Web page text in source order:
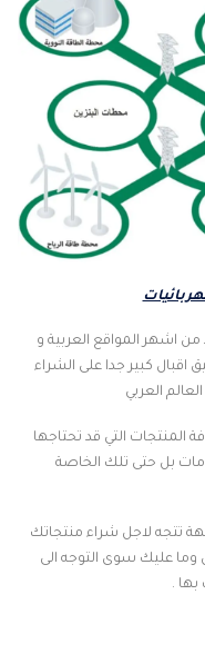
اشهر المواقع العربية و
اقبال كبير جدا على الشراء
العربي
التي قد تحتاجها
بل حتى تلك الخاصة
تتجه لاجل شراء منتجاتك
وما عليك سوى التوجه الى
بها .